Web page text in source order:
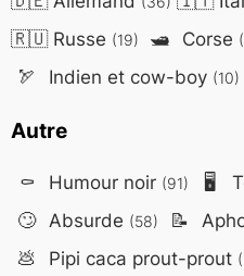
🇷🇺Russe (19) 🛥️ Corse
🏹 Indien et cow-boy (10)
Autre
⚰️ Humour noir (91) 🖥️
🙄 Absurde (58) 📝
💩 Pipi caca prout-prout